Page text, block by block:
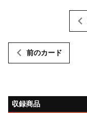
前のカード
収録商品